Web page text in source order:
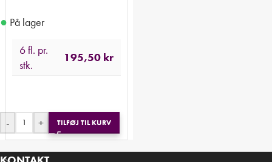
● På lager
6 fl. pr.
stk.
195,50 kr
- + TILFØJ TIL KURV